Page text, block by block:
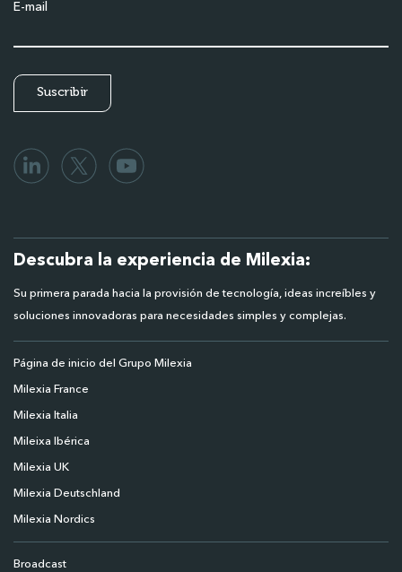
E-mail
Descubra la experiencia de Milexia:
Su primera parada hacia la provisión de tecnología, ideas increíbles y
soluciones innovadoras para necesidades simples y complejas.
Página de inicio del Grupo Milexia
Milexia France
Milexia Italia
Mileixa Ibérica
Milexia UK
Milexia Deutschland
Milexia Nordics
Broadcast